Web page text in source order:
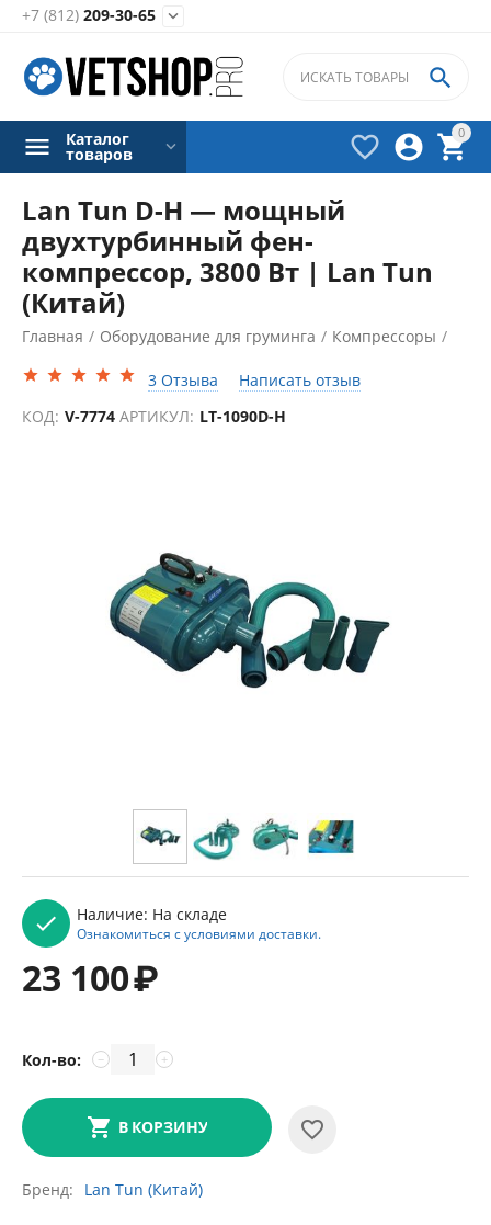
+7 (812) 209-30-65 
0




Каталог
товаров
Lan Tun D-H — мощный
двухтурбинный фен-
компрессор, 3800 Вт | Lan Tun
(Китай)
Главная / Оборудование для груминга / Компрессоры /
3 Отзыва
Написать отзыв
КОД: V-7774 АРТИКУЛ: LT-1090D-H
Наличие: На складе
Ознакомиться с условиями доставки.
23 100₽
Кол-во: +
−
В КОРЗИНУ
Бренд Lan Tun (Китай)